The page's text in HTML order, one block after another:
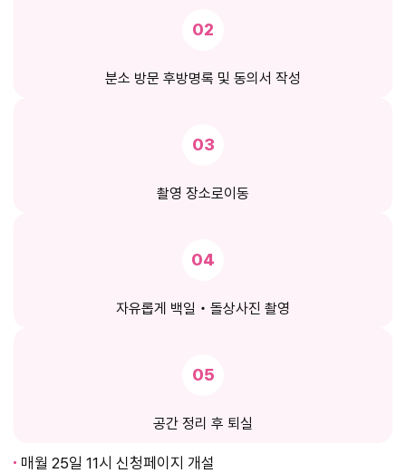
02
분소 방문 후방명록 및 동의서 작성
03
촬영 장소로이동
04
자유롭게 백일‧돌상사진 촬영
05
공간 정리 후 퇴실
매월 25일 11시 신청페이지 개설